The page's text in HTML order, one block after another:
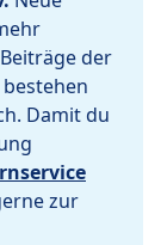
der
Damit du
zur